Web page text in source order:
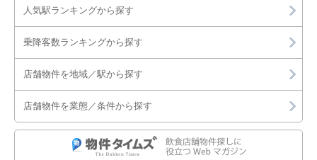
人気駅ランキングから探す
乗降客数ランキングから探す
店舗物件を地域／駅から探す
店舗物件を業態／条件から探す